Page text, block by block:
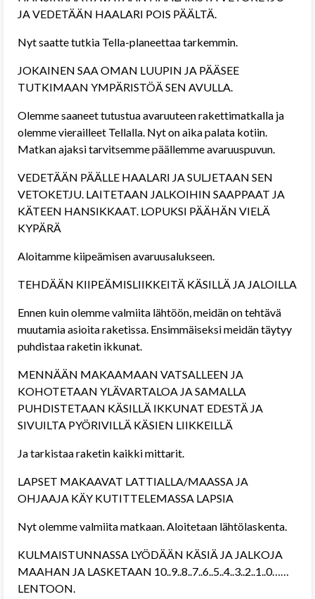
JA VEDETÄÄN HAALARI POIS PÄÄLTÄ.
Nyt saatte tutkia Tella-planeettaa tarkemmin.
JOKAINEN SAA OMAN LUUPIN JA PÄÄSEE
TUTKIMAAN YMPÄRISTÖÄ SEN AVULLA.
Olemme saaneet tutustua avaruuteen rakettimatkalla ja
olemme vierailleet Tellalla. Nyt on aika palata kotiin.
Matkan ajaksi tarvitsemme päällemme avaruuspuvun.
VEDETÄÄN PÄÄLLE HAALARI JA SULJETAAN SEN
VETOKETJU. LAITETAAN JALKOIHIN SAAPPAAT JA
KÄTEEN HANSIKKAAT. LOPUKSI PÄÄHÄN VIELÄ
KYPÄRÄ
Aloitamme kiipeämisen avaruusalukseen.
TEHDÄÄN KIIPEÄMISLIIKKEITÄ KÄSILLÄ JA JALOILLA
Ennen kuin olemme valmiita lähtöön, meidän on tehtävä
muutamia asioita raketissa. Ensimmäiseksi meidän täytyy
puhdistaa raketin ikkunat.
MENNÄÄN MAKAAMAAN VATSALLEEN JA
KOHOTETAAN YLÄVARTALOA JA SAMALLA
PUHDISTETAAN KÄSILLÄ IKKUNAT EDESTÄ JA
SIVUILTA PYÖRIVILLÄ KÄSIEN LIIKKEILLÄ
Ja tarkistaa raketin kaikki mittarit.
LAPSET MAKAAVAT LATTIALLA/MAASSA JA
OHJAAJA KÄY KUTITTELEMASSA LAPSIA
Nyt olemme valmiita matkaan. Aloitetaan lähtölaskenta.
KULMAISTUNNASSA LYÖDÄÄN KÄSIÄ JA JALKOJA
MAAHAN JA LASKETAAN 10..9..8..7..6..5..4..3..2..1..0……
LENTOON.